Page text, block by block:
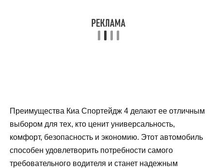
Преимущества Киа Спортейдж 4 делают ее отличным
выбором для тех, кто ценит универсальность,
комфорт, безопасность и экономию. Этот автомобиль
способен удовлетворить потребности самого
требовательного водителя и станет надежным